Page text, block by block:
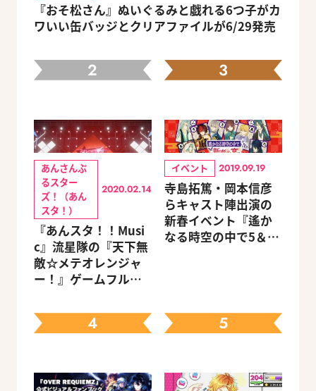
『おそ松さん』ぬいぐるみと戯れる6つ子がカ
ワいい缶バッジとクリアファイルが6/29発売
2
あんさんぶ
るスター
ズ！（あん
スタ！）
2020.02.14
『あんスタ！！Musi
c』流星隊の『天下無
敵☆メテオレンジャ
ー！』ゲームフルサ
3
イベント 2019.09.19
寺島拓篤・岡本信彦
らキャスト陣出演の
新春イベント『遙か
なる時空の中で5＆6
4 5